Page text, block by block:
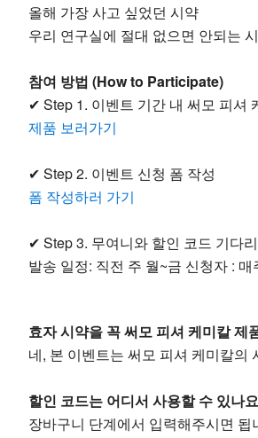
올해 가장 사고 싶었던 시약
우리 연구실에 절대 없으면 안되는
참여 방법 (How to Participate)
✔ Step 1. 이벤트 기간 내 써모 피셔
제품 보러가기
✔ Step 2. 이벤트 신청 폼 작성
폼 작성하러 가기
✔ Step 3. 무여니와 할인 코드 기다
발송 일정: 직전 주 월~금 신청자 :
효자 시약을 꼭 써모 피셔 케미칼 제
네, 본 이벤트는 써모 피셔 케미칼의
할인 코드는 어디서 사용할 수 있나
장바구니 단계에서 입력해주시면